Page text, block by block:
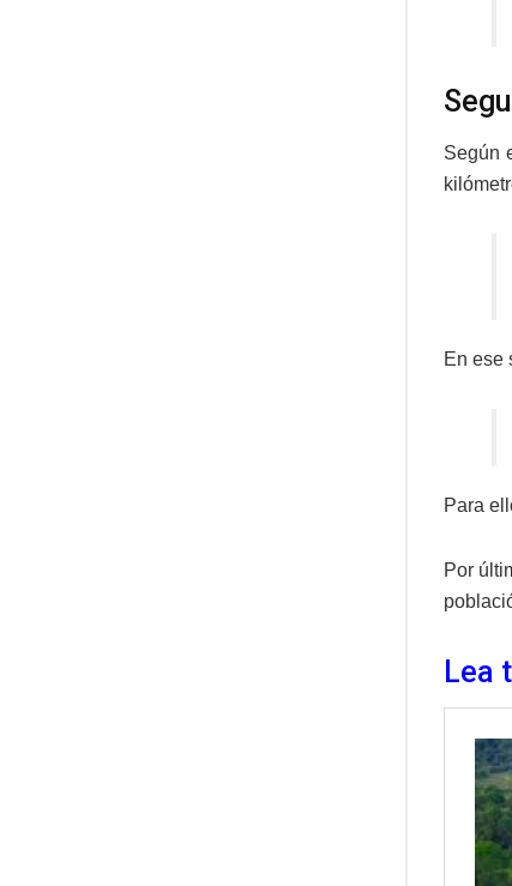
Según
En ese
Para
Por
Lea